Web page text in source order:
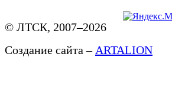
© ЛТСК, 2007–2026
Создание сайта –ARTALION